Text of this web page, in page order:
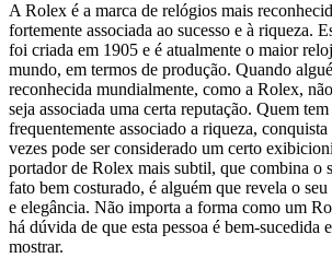
A Rolex é a marca de relógios mais
fortemente associada ao sucesso e à riqueza.
foi criada em 1905 e é atualmente o maior
mundo, em termos de produção. Quando
reconhecida mundialmente, como a Rolex,
seja associada uma certa reputação. Quem
frequentemente associado a riqueza,
vezes pode ser considerado um certo
portador de Rolex mais subtil, que combina o
fato bem costurado, é alguém que revela o
e elegância. Não importa a forma como um
há dúvida de que esta pessoa é bem-sucedida
mostrar.